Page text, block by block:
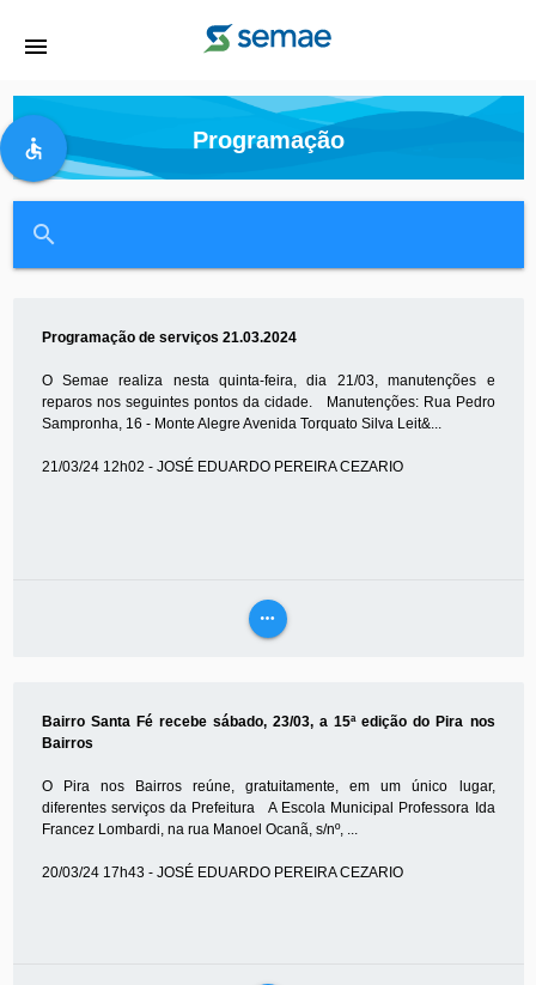
menu
accessible Programação
search
Programação de serviços 21.03.2024
O Semae realiza nesta quinta-feira, dia 21/03, manutenções e
reparos nos seguintes pontos da cidade. Manutenções: Rua Pedro
Sampronha, 16 - Monte Alegre Avenida Torquato Silva Leit&...
21/03/24 12h02 - JOSÉ EDUARDO PEREIRA CEZARIO
more_horiz
Bairro Santa Fé recebe sábado, 23/03, a 15ª edição do Pira nos
Bairros
O Pira nos Bairros reúne, gratuitamente, em um único lugar,
diferentes serviços da Prefeitura A Escola Municipal Professora Ida
Francez Lombardi, na rua Manoel Ocanã, s/nº, ...
20/03/24 17h43 - JOSÉ EDUARDO PEREIRA CEZARIO